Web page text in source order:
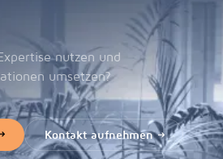
nutzen und
umsetzen?
Kontakt aufnehmen